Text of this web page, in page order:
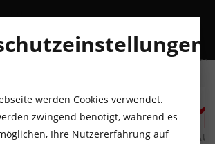
MO
10
AUGUST
DI
11
AUGUST
MI
12
AUGUST
werden Cookies verwendet.
zwingend benötigt, während es
Ihre Nutzererfahrung auf